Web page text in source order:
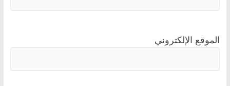
الموقع الإلكتروني